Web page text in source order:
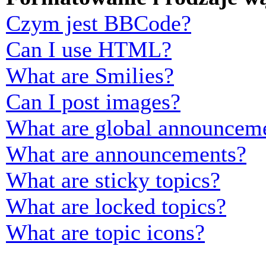
Czym jest BBCode?
Can I use HTML?
What are Smilies?
Can I post images?
What are global
What are announcements?
What are sticky topics?
What are locked topics?
What are topic icons?